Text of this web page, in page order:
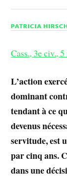
PATRICIA
Cass., 3e civ.,
L’action
dominant
tendant à ce
devenus
servitude, est
par cinq ans.
dans une